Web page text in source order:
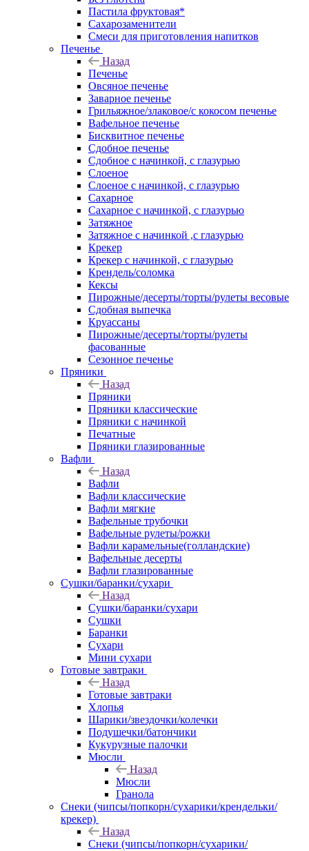
Пастила фруктовая*
Сахарозаменители
Смеси для приготовления напитков
Печенье
Назад
Печенье
Овсяное печенье
Заварное печенье
Грильяжное/злаковое/с кокосом печенье
Вафельное печенье
Бисквитное печенье
Сдобное печенье
Сдобное с начинкой, с глазурью
Слоеное
Слоеное с начинкой, с глазурью
Сахарное
Сахарное с начинкой, с глазурью
Затяжное
Затяжное с начинкой ,с глазурью
Крекер
Крекер с начинкой, с глазурью
Крендель/соломка
Кексы
Пирожные/десерты/торты/рулеты весовые
Сдобная выпечка
Круассаны
Пирожные/десерты/торты/рулеты
фасованные
Сезонное печенье
Пряники
Назад
Пряники
Пряники классические
Пряники с начинкой
Печатные
Пряники глазированные
Вафли
Назад
Вафли
Вафли классические
Вафли мягкие
Вафельные трубочки
Вафельные рулеты/рожки
Вафли карамельные(голландские)
Вафельные десерты
Вафли глазированные
Сушки/баранки/сухари
Назад
Сушки/баранки/сухари
Сушки
Баранки
Сухари
Мини сухари
Готовые завтраки
Назад
Готовые завтраки
Хлопья
Шарики/звездочки/колечки
Подушечки/батончики
Кукурузные палочки
Мюсли
Назад
Мюсли
Гранола
Снеки (чипсы/попкорн/сухарики/крендельки/
крекер)
Назад
Снеки (чипсы/попкорн/сухарики/